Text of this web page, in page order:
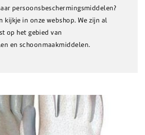
persoonsbeschermingsmiddelen?
kijkje in onze webshop. We zijn al
op het gebied van
en schoonmaakmiddelen.